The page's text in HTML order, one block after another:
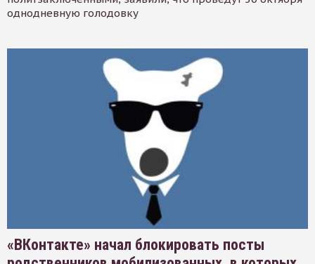
однодневную голодовку
«ВКонтакте» начал блокировать посты